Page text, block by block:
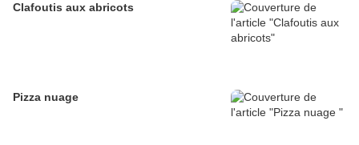
Clafoutis aux abricots
Pizza nuage